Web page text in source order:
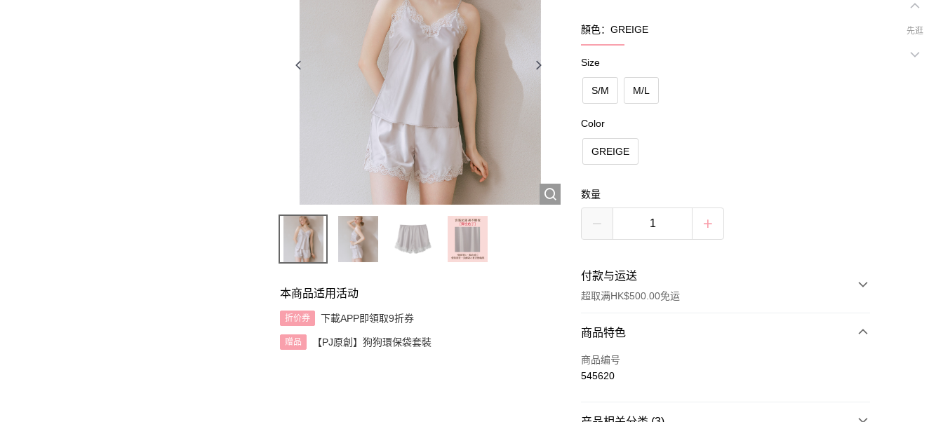
本商品适用活动
折价券 下載APP即領取9折券
赠品 【PJ原創】狗狗環保袋套裝
顏色：GREIGE
Size
S/M M/L
Color
GREIGE
数量
付款与运送
超取满HK$500.00免运
付款方式
信用卡
商品特色
商品编号
545620
先逛